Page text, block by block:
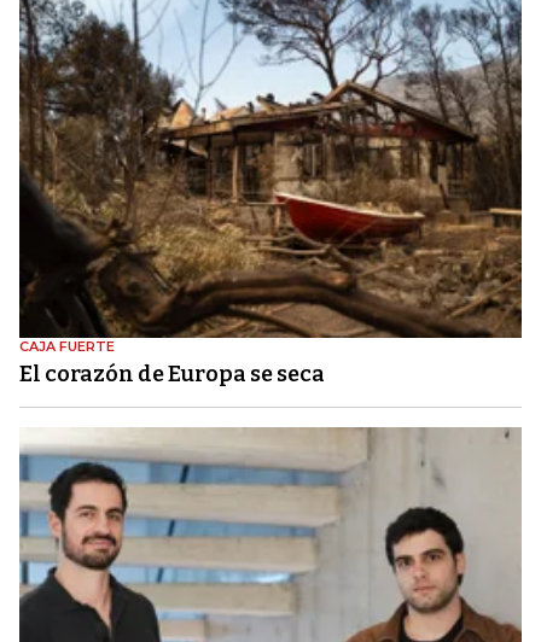
CAJA FUERTE
El corazón de Europa se seca